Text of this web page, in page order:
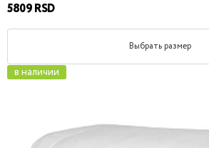
5809 RSD
Выбрать размер
в наличии